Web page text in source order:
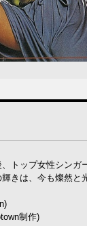
トップ女性シン
きは、今も燦然と
制作)